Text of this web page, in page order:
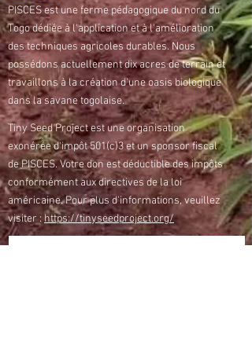
PISCES est une ferme pédagogique du nord du
Togo dédiée à l'application et à l'amélioration
des techniques agricoles durables. Nous
possédons actuellement dix acres de terrain et
travaillons à la création d'une oasis biologique
dans la savane togolaise.
Tiny Seed Project est une organisation
exonérée d'impôt 501(c)3 et un sponsor fiscal
de PISCES. Votre don est déductible des impôts
conformément aux directives de la loi
américaine. Pour plus d'informations, veuillez
visiter : https://tinyseedproject.org/